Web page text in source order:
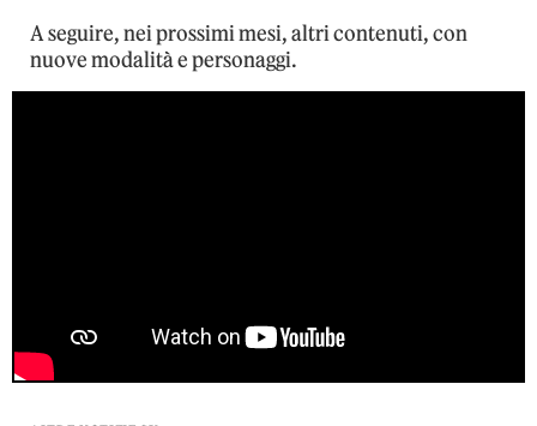
A seguire, nei prossimi mesi, altri contenuti, con
nuove modalità e personaggi.